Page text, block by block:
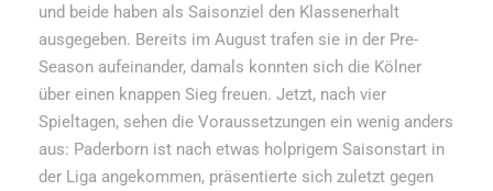
und beide haben als Saisonziel den Klassenerhalt
ausgegeben. Bereits im August trafen sie in der Pre-
Season aufeinander, damals konnten sich die Kölner
über einen knappen Sieg freuen. Jetzt, nach vier
Spieltagen, sehen die Voraussetzungen ein wenig anders
aus: Paderborn ist nach etwas holprigem Saisonstart in
der Liga angekommen, präsentierte sich zuletzt gegen